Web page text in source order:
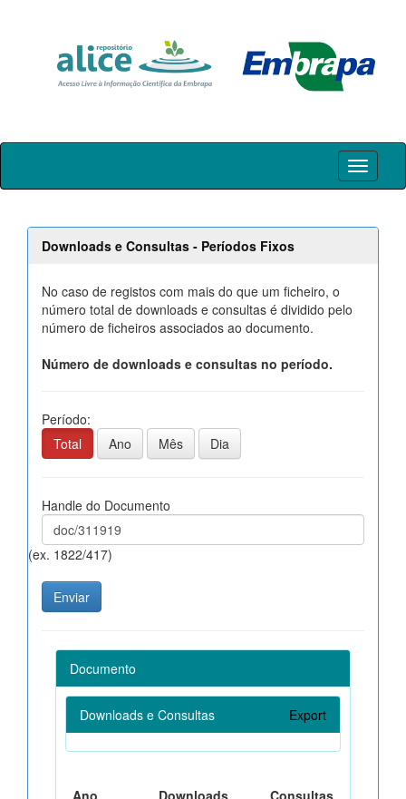
Skip
Downloads e Consultas - Períodos Fixos
No caso de registos com mais do que um ficheiro, o
número total de downloads e consultas é dividido pelo
número de ficheiros associados ao documento.
Número de downloads e consultas no período.
Período:
Total
Ano Mês Dia
Handle do Documento
(ex. 1822/417)
Documento
Downloads e Consultas Export
Ano Downloads
Consultas